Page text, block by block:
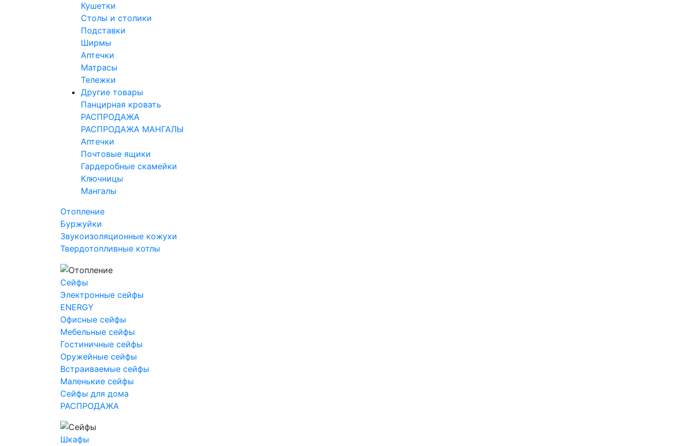
Кушетки
Столы и столики
Подставки
Ширмы
Аптечки
Матрасы
Тележки
Другие товары
Панцирная кровать
РАСПРОДАЖА
РАСПРОДАЖА МАНГАЛЫ
Аптечки
Почтовые ящики
Гардеробные скамейки
Ключницы
Мангалы
Отопление
Буржуйки
Звукоизоляционные кожухи
Твердотопливные котлы
Сейфы
Электронные сейфы
ENERGY
Офисные сейфы
Мебельные сейфы
Гостиничные сейфы
Оружейные сейфы
Встраиваемые сейфы
Маленькие сейфы
Сейфы для дома
РАСПРОДАЖА
Шкафы